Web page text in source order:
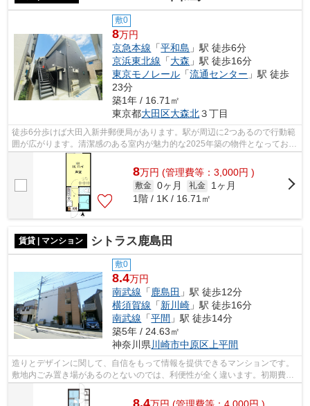
敷0
8万円
京急本線 「平和島 」駅 徒歩6分
京浜東北線 「大森 」駅 徒歩16分
東京モノレール 「流通センター 」駅 徒歩
23分
築1年 / 16.71㎡
東京都大田区大森北３丁目
徒歩6分歩けば大田入新井郵便局があります。駅が周辺に2つあるので行動範
囲が広がります。清潔感のある室内が魅力的な2025年築の物件となってお
り、一押しです。徒歩6分に駅のある、ニ...
8万円 (管理費等：3,000円 )
敷金 0ヶ月 礼金
1ヶ月
1階 / 1K / 16.71㎡
賃貸 | マンション シトラス鹿島田
敷0
8.4万円
南武線 「鹿島田 」駅 徒歩12分
横須賀線 「新川崎 」駅 徒歩16分
南武線 「平間 」駅 徒歩14分
築5年 / 24.63㎡
神奈川県川崎市中原区上平間
造りとデザインに関して、自信をもって情報を提供できるマンションです。
敷地内ごみ置き場があるのとないのでは、利便性が全く違います。初期費用
をカードでお支払いいただけるので、...
8.4